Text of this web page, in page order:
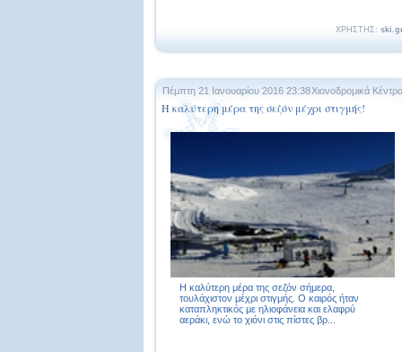
ΧΡΗΣΤΗΣ:
Πέμπτη 21 Ιανουαρίου 2016 23:38Χιονοδρομικά Κέντρα
Η καλύτερη μέρα της σεζόν μέχρι στιγμής!
Η καλύτερη μέρα της σεζόν σήμερα,
τουλάχιστον μέχρι στιγμής. Ο καιρός ήταν
καταπληκτικός με ηλιοφάνεια και ελαφρύ
αεράκι, ενώ το χιόνι στις πίστες βρ...